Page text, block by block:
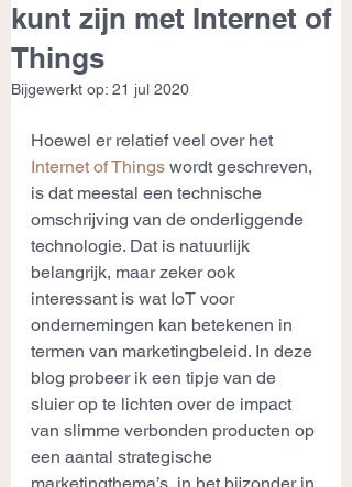
kunt zijn met Internet of
Things
Bijgewerkt op: 21 jul 2020
Hoewel er relatief veel over het
Internet of Things wordt geschreven,
is dat meestal een technische
omschrijving van de onderliggende
technologie. Dat is natuurlijk
belangrijk, maar zeker ook
interessant is wat IoT voor
ondernemingen kan betekenen in
termen van marketingbeleid. In deze
blog probeer ik een tipje van de
sluier op te lichten over de impact
van slimme verbonden producten op
een aantal strategische